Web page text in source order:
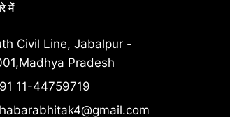
में
Civil Line, Jabalpur -
Pradesh
11-44759719